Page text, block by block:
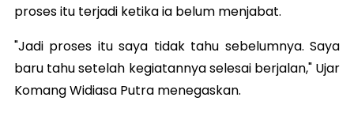
proses itu terjadi ketika ia belum menjabat.
"Jadi proses itu saya tidak tahu sebelumnya. Saya
baru tahu setelah kegiatannya selesai berjalan," Ujar
Komang Widiasa Putra menegaskan.